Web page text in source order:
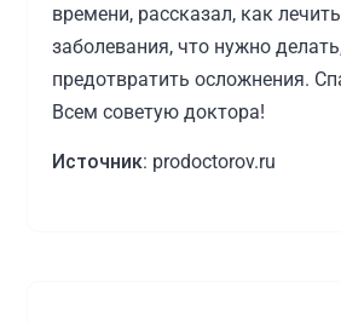
времени, рассказал, как
заболевания, что нужно
предотвратить осложнения.
Всем советую доктора!
Источник: prodoctorov.ru